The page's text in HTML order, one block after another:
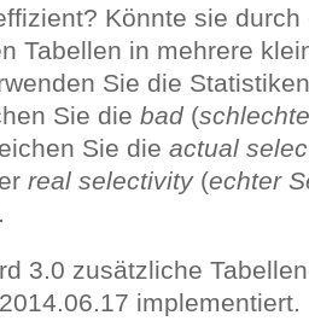
Könnte sie durch
Tabellen in mehrere
Sie die
Sie die bad(
Sie die actual
real selectivity(echter
3.0 zusätzliche
implementiert.